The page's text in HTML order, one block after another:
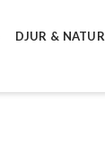
DJUR & NATUR